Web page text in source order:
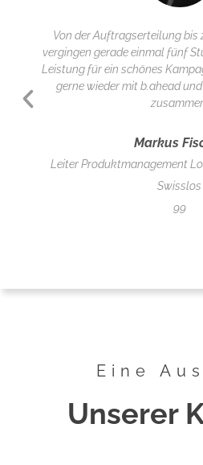
Von der Auftragserteilung
vergingen gerade einmal fünf
Leistung für ein schönes
gerne wieder mit b.ahead
Markus
Leiter Produktmanagement
Swisslos
99
Eine
Unserer